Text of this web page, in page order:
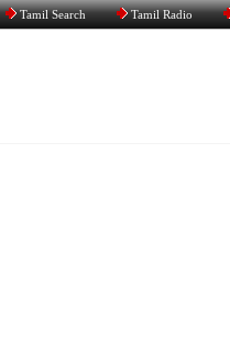
Tamil Search Tamil Radio